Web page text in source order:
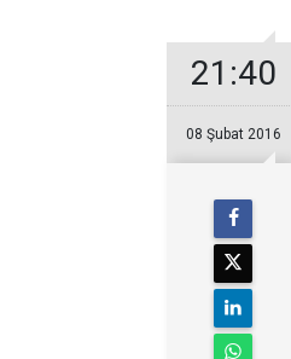
21:40
08 Şubat 2016